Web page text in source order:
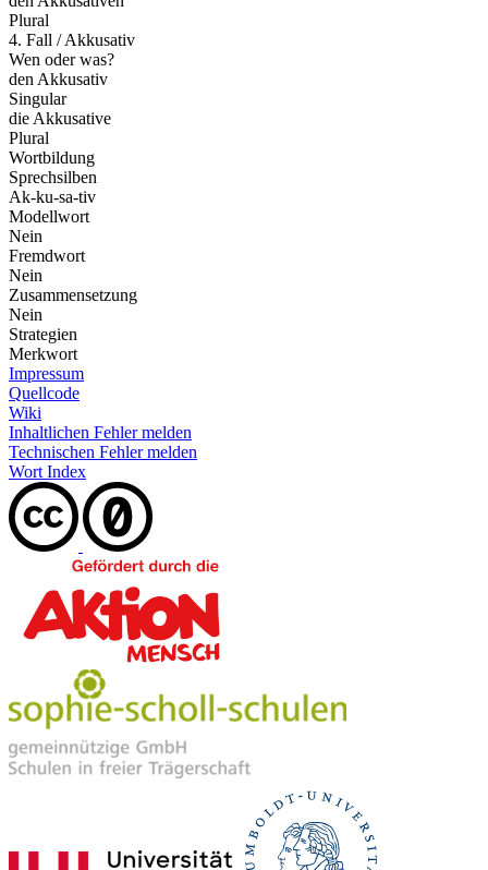
Plural
4. Fall / Akkusativ
Wen oder was?
den Akkusativ
Singular
die Akkusative
Plural
Wortbildung
Sprechsilben
Ak-ku-sa-tiv
Modellwort
Nein
Fremdwort
Nein
Zusammensetzung
Nein
Strategien
Merkwort
Impressum
Quellcode
Wiki
Inhaltlichen Fehler melden
Technischen Fehler melden
Wort Index